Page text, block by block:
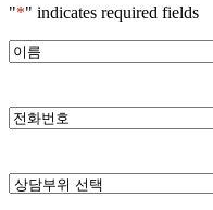
"*" indicates required fields
이*
전
호
*
상*